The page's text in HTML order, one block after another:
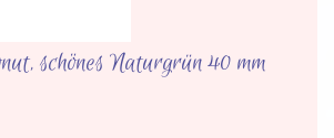
schönes Naturgrün 40 mm